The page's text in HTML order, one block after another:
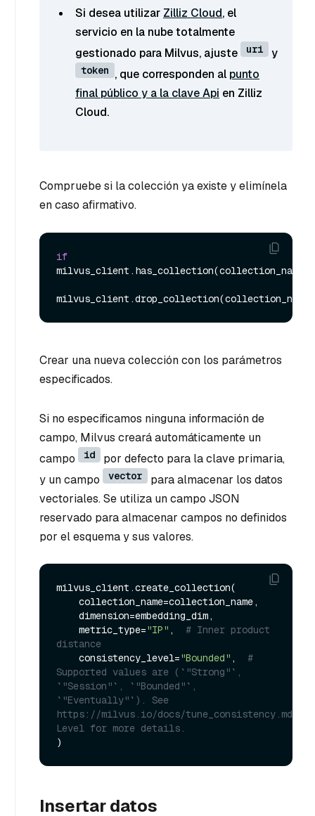
Si desea utilizar Zilliz Cloud, el
servicio en la nube totalmente
gestionado para Milvus, ajuste
uri y
token , que corresponden al punto
final público y a la clave Api en Zilliz
Cloud.
Compruebe si la colección ya existe y elimínela
en caso afirmativo.
if
milvus_client.has_collection(collection_name):
Crear una nueva colección con los parámetros
especificados.
Si no especificamos ninguna información de
campo, Milvus creará automáticamente un
campo
id
por defecto para la clave primaria,
y un campo
vector
para almacenar los datos
vectoriales. Se utiliza un campo JSON
reservado para almacenar campos no definidos
por el esquema y sus valores.
milvus_client.create_collection(
    metric_type=
"IP" , # Inner product
distance
    consistency_level=
"Bounded" , #
Supported values are (`"Strong"`,
`"Session"`, `"Bounded"`,
`"Eventually"`). See
https://milvus.io/docs/
Level for more details.
Insertar datos